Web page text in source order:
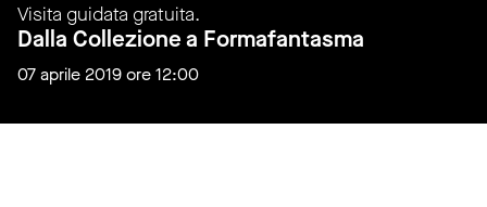
Visita guidata gratuita.
Dalla Collezione a Formafantasma
07 aprile 2019 ore 12:00